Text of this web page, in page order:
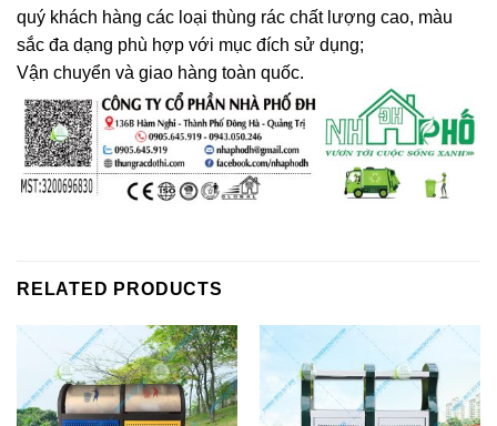
quý khách hàng các loại thùng rác chất lượng cao, màu
sắc đa dạng phù hợp với mục đích sử dụng;
Vận chuyển và giao hàng toàn quốc.
RELATED PRODUCTS